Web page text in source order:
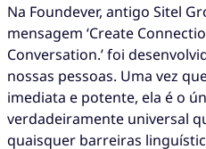
Na Foundever, antigo Sitel
mensagem ‘Create
Conversation.’ foi
nossas pessoas. Uma vez
imediata e potente, ela é o
verdadeiramente universal
quaisquer barreiras